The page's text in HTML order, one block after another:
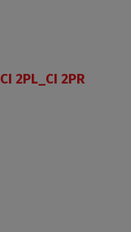
CI 2PL_CI 2PR